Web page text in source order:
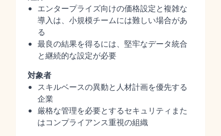
エンタープライズ向けの価格設定と複雑な
導入は、小規模チームには難しい場合があ
る
最良の結果を得るには、堅牢なデータ統合
と継続的な設定が必要
対象者
スキルベースの異動と人材計画を優先する
企業
厳格な管理を必要とするセキュリティまた
はコンプライアンス重視の組織